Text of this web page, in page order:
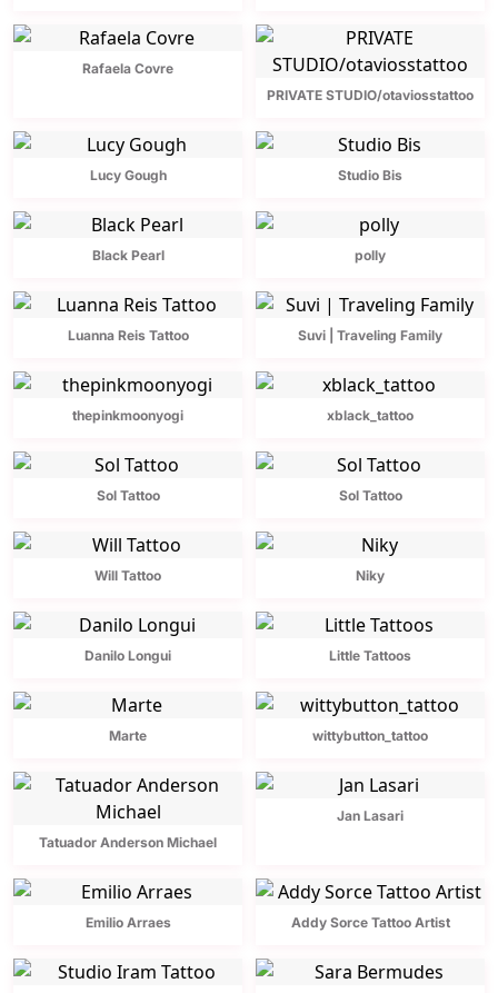
Rafaela Covre
PRIVATE STUDIO/otaviosstattoo
Lucy Gough Studio Bis
Black Pearl polly
Luanna Reis Tattoo Suvi | Traveling Family
thepinkmoonyogi xblack_tattoo
Sol Tattoo Sol Tattoo
Will Tattoo Niky
Danilo Longui Little Tattoos
Marte wittybutton_tattoo
Tatuador Anderson Michael
Jan Lasari
Emilio Arraes Addy Sorce Tattoo Artist